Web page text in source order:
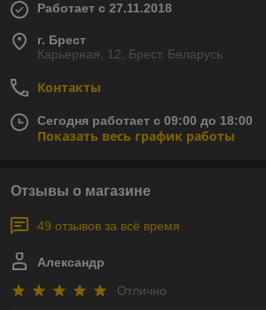
Работает с 27.11.2018
г. Брест
Карьерная, 12, Брест, Беларусь
Контакты
Сегодня работает с 09:00 до 18:00
Показать весь график работы
Отзывы о магазине
49 отзывов за всё время
Александр
Отлично